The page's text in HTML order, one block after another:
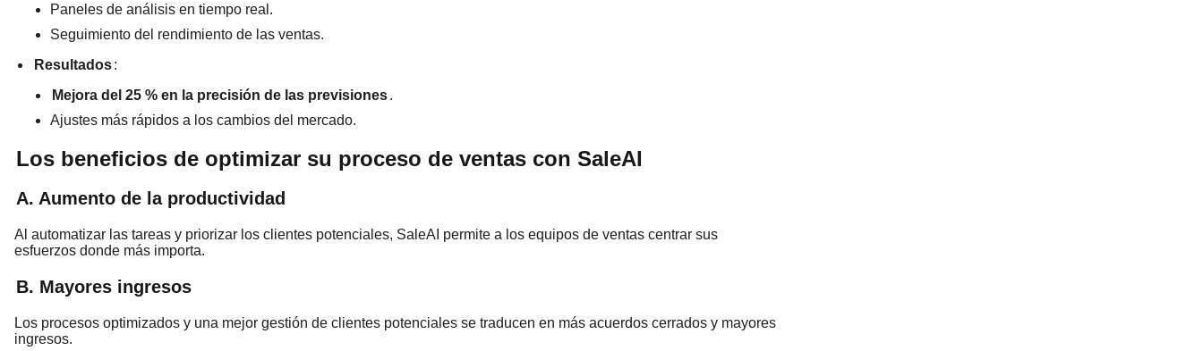
Paneles de análisis en tiempo real.
Seguimiento del rendimiento de las ventas.
Resultados:
Mejora del 25 % en la precisión de las previsiones.
Ajustes más rápidos a los cambios del mercado.
Los beneficios de optimizar su proceso de ventas con SaleAI
A. Aumento de la productividad
Al automatizar las tareas y priorizar los clientes potenciales, SaleAI permite a los equipos de ventas centrar sus
esfuerzos donde más importa.
B. Mayores ingresos
Los procesos optimizados y una mejor gestión de clientes potenciales se traducen en más acuerdos cerrados y mayores
ingresos.